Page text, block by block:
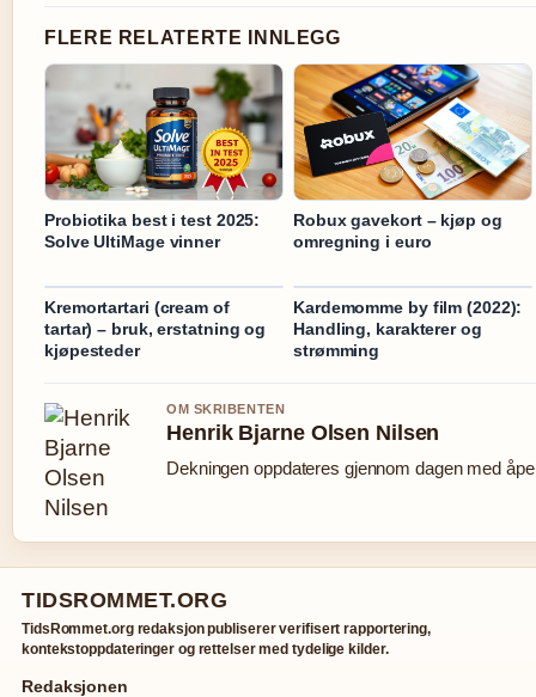
FLERE RELATERTE INNLEGG
Probiotika best i test 2025:
Solve UltiMage vinner
Robux gavekort – kjøp og
omregning i euro
Kremortartari (cream of
tartar) – bruk, erstatning og
kjøpesteder
Kardemomme by film (2022):
Handling, karakterer og
strømming
OM SKRIBENTEN
Henrik Bjarne Olsen Nilsen
Dekningen oppdateres gjennom dagen med
TIDSROMMET.ORG
TidsRommet.org redaksjon publiserer verifisert rapportering,
kontekstoppdateringer og rettelser med tydelige kilder.
Redaksjonen